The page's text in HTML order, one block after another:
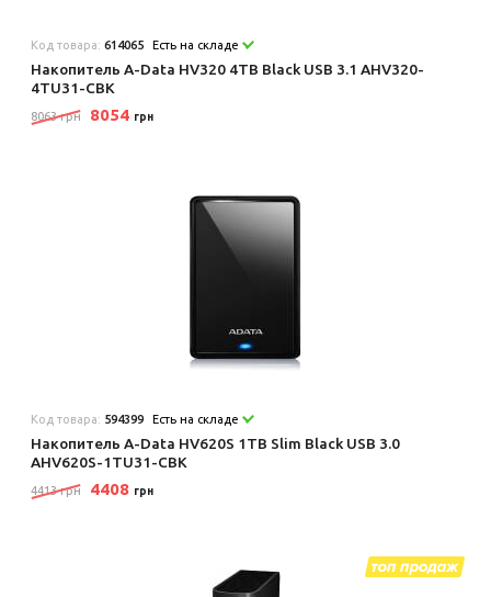
Код товара:614065 Есть на складе
Накопитель A-Data HV320 4TB Black USB 3.1 AHV320-
4TU31-CBK
8063 грн 8054 грн
Код товара: 594399 Есть на складе
Накопитель A-Data HV620S 1TB Slim Black USB 3.0
AHV620S-1TU31-CBK
4413 грн 4408 грн